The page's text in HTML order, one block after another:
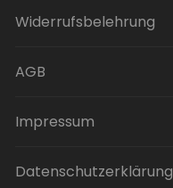
Widerrufsbelehrung
AGB
Impressum
Datenschutzerklärung